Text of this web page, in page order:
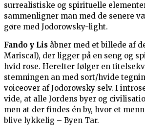
surrealistiske og spirituelle
sammenligner man med de senere
gøre med Jodorowsky-light.
Fando y Lis åbner med et billede af
Mariscal), der ligger på en seng og
hvid rose. Herefter følger en
stemningen an med sort/hvide
voiceover af Jodorowsky selv. I
vide, at alle Jordens byer og
men at der findes én by, hvor et
blive lykkelig – Byen Tar.